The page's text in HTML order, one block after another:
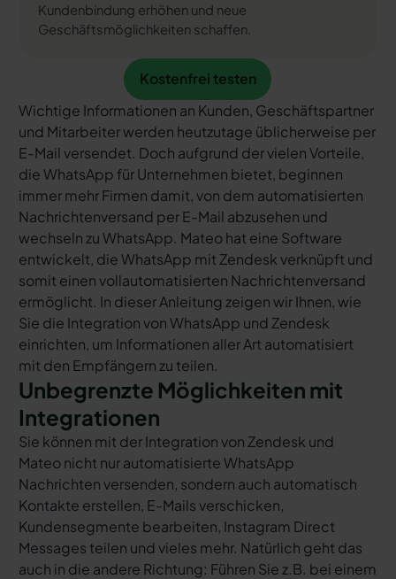
Kundenbindung erhöhen und neue
Geschäftsmöglichkeiten schaffen.
Kostenfrei testen
Kostenfrei testen
Wichtige Informationen an Kunden, Geschäftspartner
und Mitarbeiter werden heutzutage üblicherweise per
E-Mail versendet. Doch aufgrund der vielen Vorteile,
die WhatsApp für Unternehmen bietet, beginnen
immer mehr Firmen damit, von dem automatisierten
Nachrichtenversand per E-Mail abzusehen und
wechseln zu WhatsApp. Mateo hat eine Software
entwickelt, die WhatsApp mit Zendesk verknüpft und
somit einen vollautomatisierten Nachrichtenversand
ermöglicht. In dieser Anleitung zeigen wir Ihnen, wie
Sie die Integration von WhatsApp und Zendesk
einrichten, um Informationen aller Art automatisiert
mit den Empfängern zu teilen.
Unbegrenzte Möglichkeiten mit
Integrationen
Sie können mit der Integration von Zendesk und
Mateo nicht nur automatisierte WhatsApp
Nachrichten versenden, sondern auch automatisch
Kontakte erstellen, E-Mails verschicken,
Kundensegmente bearbeiten, Instagram Direct
Messages teilen und vieles mehr. Natürlich geht das
auch in die andere Richtung: Führen Sie z.B. bei einem